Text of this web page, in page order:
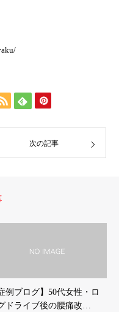
次の記事
例ブログ】50代女性・ロ
ドライブ後の腰痛改…